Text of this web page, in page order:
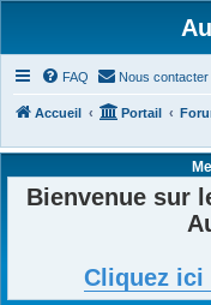
FAQ Nous contacter
Accueil Portail
Bienvenue sur
Cliquez ici